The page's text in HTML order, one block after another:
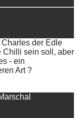
der Edle
Chilli sein soll, aber
- ein
Art ?